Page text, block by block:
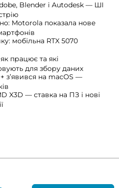
Blender і Autodesk — ШІ
Motorola показала нове
мобільна RTX 5070
працює та які
для збору даних
з’явився на macOS —
X3D — ставка на ПЗ і нові